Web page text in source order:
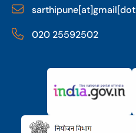
020 25592502